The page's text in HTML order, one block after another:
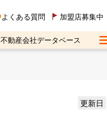
よくある質問 加盟店募集中
不動産会社データベース
更新日